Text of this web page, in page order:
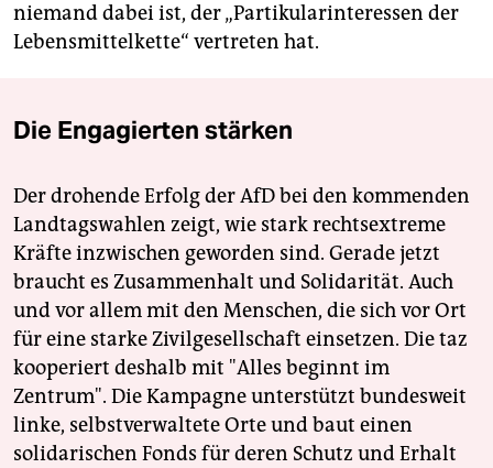
niemand dabei ist, der „Partikularinteressen der
Lebensmittelkette“ vertreten hat.
Die Engagierten stärken
Der drohende Erfolg der AfD bei den kommenden
Landtagswahlen zeigt, wie stark rechtsextreme
Kräfte inzwischen geworden sind. Gerade jetzt
braucht es Zusammenhalt und Solidarität. Auch
und vor allem mit den Menschen, die sich vor Ort
für eine starke Zivilgesellschaft einsetzen. Die taz
kooperiert deshalb mit "Alles beginnt im
Zentrum". Die Kampagne unterstützt bundesweit
linke, selbstverwaltete Orte und baut einen
solidarischen Fonds für deren Schutz und Erhalt